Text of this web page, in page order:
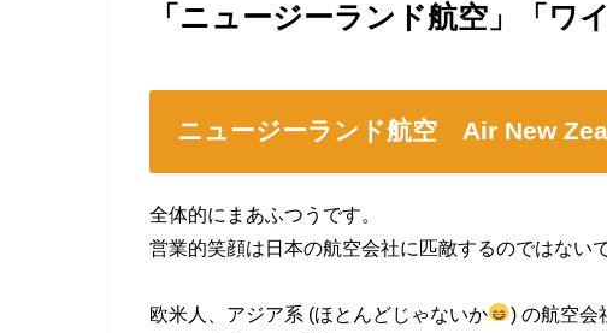
「ニュージーランド航空」「ワイ
ニュージーランド航空 Air New
全体的にまあふつうです。
営業的笑顔は日本の航空会社に匹敵するのではない
欧米人、アジア系 (ほとんどじゃないか
) の航空会